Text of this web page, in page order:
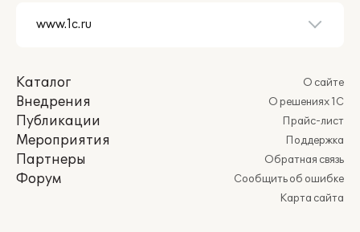
Каталог
Внедрения
Публикации
Мероприятия
Партнеры
Форум
О сайте
О решениях 1С
Прайс-лист
Поддержка
Обратная связь
Сообщить об ошибке
Карта сайта